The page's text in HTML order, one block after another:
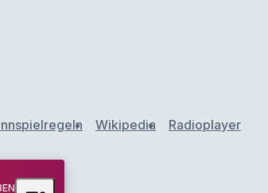
Wikipedia Radioplayer